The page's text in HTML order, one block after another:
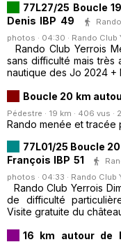
77L27/25 Boucle
Denis IBP 49
photos · 04:30 · Rando Club
Rando Club Yerrois
sans difficulté mais très
nautique des Jo 2024 +
Boucle 20 km
Pédestre · 19 km · 406 vus ·
Rando menée et tracée
77L01/25 Boucle
François IBP 51
photos · 04:33 · Rando Club
Rando Club Yerrois
de difficulté
Visite gratuite du
16 km autour de